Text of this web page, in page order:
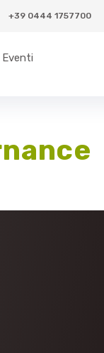
+39 0444 1757700
Eventi